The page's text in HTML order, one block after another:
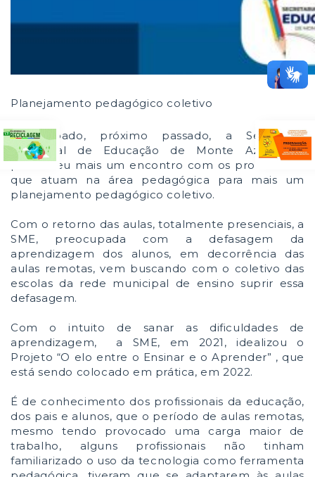
Planejamento pedagógico coletivo
No sábado, próximo passado, a Secretaria
Municipal de Educação de Monte Azul-SME-
promoveu mais um encontro com os profissionais
que atuam na área pedagógica para mais um
planejamento pedagógico coletivo.
Com o retorno das aulas, totalmente presenciais, a
SME, preocupada com a defasagem da
aprendizagem dos alunos, em decorrência das
aulas remotas, vem buscando com o coletivo das
escolas da rede municipal de ensino suprir essa
defasagem.
Com o intuito de sanar as dificuldades de
aprendizagem, a SME, em 2021, idealizou o
Projeto “O elo entre o Ensinar e o Aprender” , que
está sendo colocado em prática, em 2022.
É de conhecimento dos profissionais da educação,
dos pais e alunos, que o período de aulas remotas,
mesmo tendo provocado uma carga maior de
trabalho, alguns profissionais não tinham
familiarizado o uso da tecnologia como ferramenta